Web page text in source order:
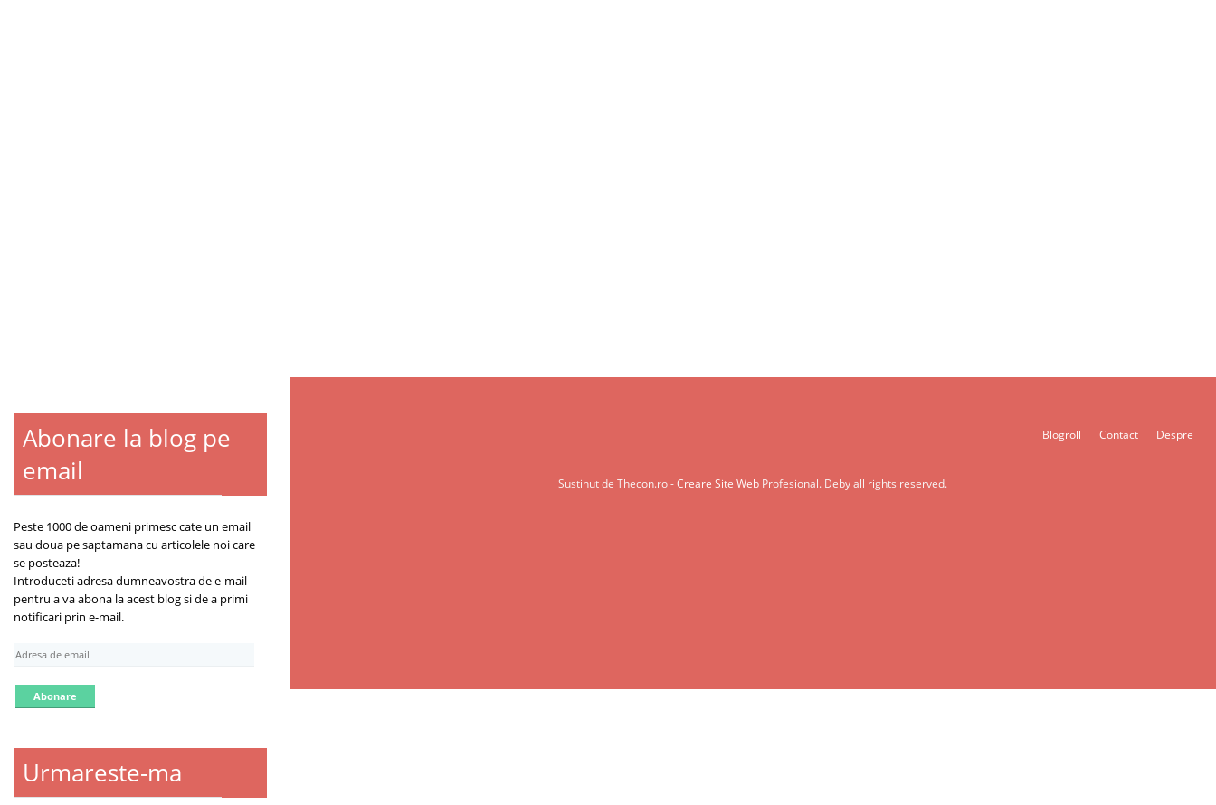
Abonare la blog pe
email
Peste 1000 de oameni primesc cate un email
sau doua pe saptamana cu articolele noi care
se posteaza!
Introduceti adresa dumneavostra de e-mail
pentru a va abona la acest blog si de a primi
notificari prin e-mail.
A
r
e
e
Urmareste-ma
Blogroll Contact Despre
Sustinut de Thecon.ro -Creare Site Web Profesional. Deby all rights reserved.